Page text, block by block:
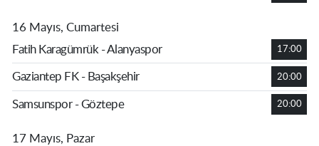
16 Mayıs, Cumartesi
Fatih Karagümrük - Alanyaspor
17:00
Gaziantep FK - Başakşehir 20:00
Samsunspor - Göztepe 20:00
17 Mayıs, Pazar